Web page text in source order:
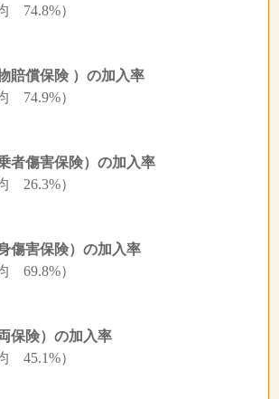
74.8%）
賠償保険 ）の加入率
74.9%）
者傷害保険）の加入率
26.3%）
傷害保険）の加入率
69.8%）
保険）の加入率
45.1%）